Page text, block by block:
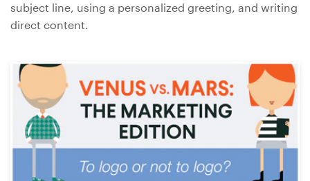
subject line, using a personalized greeting, and writing
direct content.